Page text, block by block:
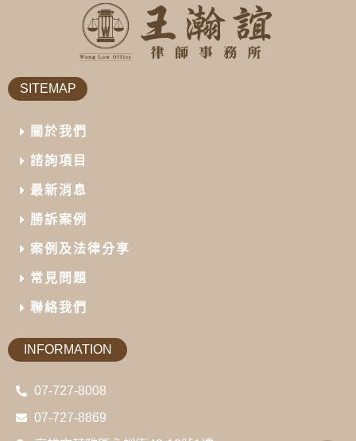
SITEMAP
關於我們
諮詢項目
最新消息
勝訴案例
案例及法律分享
常見問題
聯絡我們
INFORMATION
07-727-8008
07-727-8869